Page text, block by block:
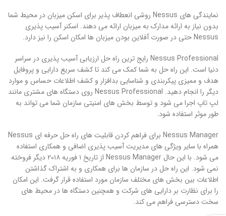
نمایندگی های Nessus روشی انعطاف پذیر برای اسکن میزبان در محیط شما
بدون نیاز به ارائه مدارک به میزبان ارائه می دهند. اسکنر آسیب پذیری
Nessus حتی در صورت آفلاین بودن میزبان ها امکان اسکن را نیز دارد.
Nessus Professional رایج ترین راه حل ارزیابی آسیب پذیری در سراسر
دنیا است. این راه حل به شما کمک می کند تا کشف سریع دارایی و پروفایل
هدف و ممیزی پیکربندی و شناسایی بدافزار و کشف اطلاعات حساس و موارد
دیگر را انجام دهید. Nessus Professional روی دستگاه های مشتری مانند
لپ تاپ اجرا می شود و توسط بخش های امنیتی سازمان شما می تواند به
طور موثر استفاده شود.
Nessus Manager برای فراهم کردن قابلیت های راه حل حرفه ای Nessus
همراه با سایر ویژگی های مدیریت آسیب پذیری اضافی و همکاری استفاده
می شود. با این حال Nessus Manager از تاریخ ۱ فوریه ۲۰۱۸ دیگر فروخته
نمی شود. این راه حل در سازمان ها برای همکاری و به اشتراک گذاشتن
اطلاعات بین بخش های مختلف سازمان مورد استفاده قرار گرفت. این امکان
را برای نظارت بر دارایی های شرکت و همچنین دستگاه ها در محیط های
سخت دسترسی فراهم می کند.